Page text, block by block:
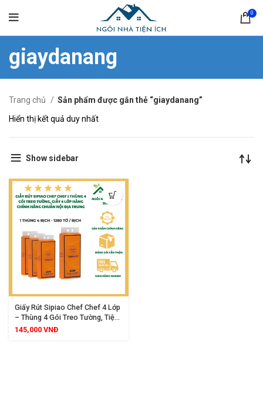
0
giaydanang
Trang chủ
Sản phẩm được gắn thẻ “giaydanang”
Hiển thị kết quả duy nhất
Show sidebar
Giấy Rút Sipiao Chef Chef 4 Lớp
– Thùng 4 Gói Treo Tường, Tiện
Lợi, An Toàn Cho Mọi Loại Da
145,000 VNĐ